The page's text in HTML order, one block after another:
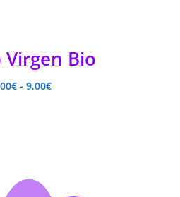
Virgen Bio
€ - 9,00€Rango